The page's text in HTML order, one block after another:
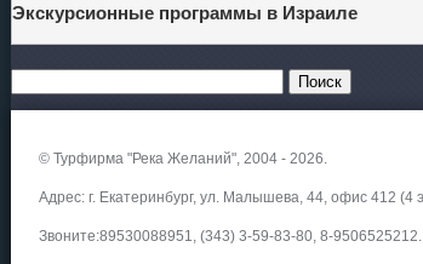
Экскурсионные программы в Израиле
© Турфирма "Река Желаний", 2004 - 2026.
Адрес: г. Екатеринбург, ул. Малышева, 44, офис 412
Звоните:89530088951, (343) 3-59-83-80, 8-